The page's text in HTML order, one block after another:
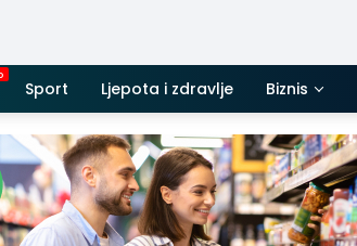
Sport Ljepota i zdravlje Biznis